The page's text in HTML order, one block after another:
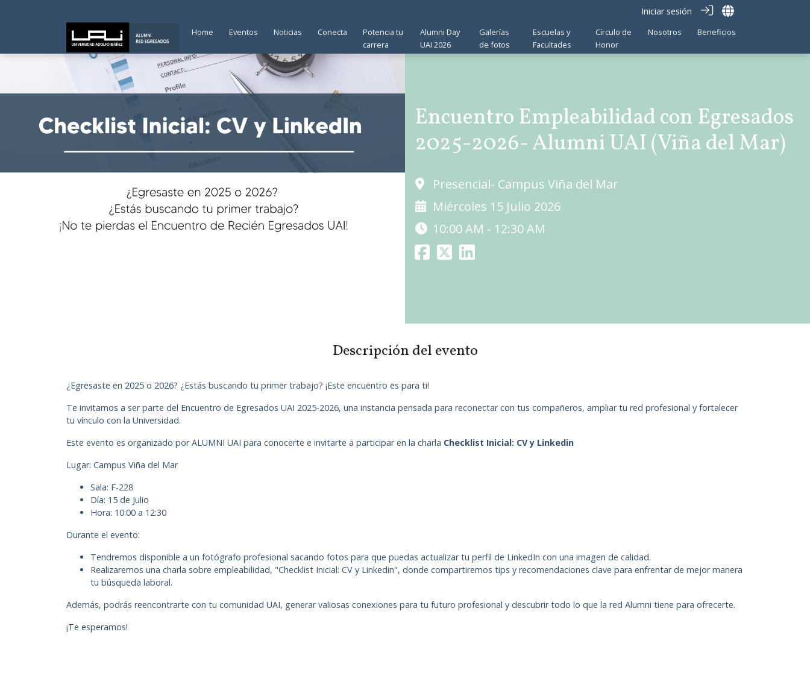
Iniciar sesión
Home Eventos Noticias Conecta
Potencia tu
carrera
Alumni Day
UAI 2026
Galerías
de fotos
Escuelas y
Facultades
Círculo de
Honor
Nosotros Beneficios
Encuentro Empleabilidad con Egresados
2025-2026- Alumni UAI (Viña del Mar)
Presencial- Campus Viña del Mar
Miércoles 15 Julio 2026
10:00 AM - 12:30 AM
Descripción del evento
¿Egresaste en 2025 o 2026? ¿Estás buscando tu primer trabajo? ¡Este encuentro es para ti!
Te invitamos a ser parte del Encuentro de Egresados UAI 2025-2026, una instancia pensada para reconectar con tus compañeros, ampliar tu red profesional y fortalecer
tu vínculo con la Universidad.
Este evento es organizado por ALUMNI UAI para conocerte e invitarte a participar en la charla Checklist Inicial: CV y Linkedin
Lugar: Campus Viña del Mar
Sala: F-228
Día: 15 de Julio
Hora: 10:00 a 12:30
Durante el evento:
Tendremos disponible a un fotógrafo profesional sacando fotos para que puedas actualizar tu perfil de LinkedIn con una imagen de calidad.
Realizaremos una charla sobre empleabilidad, "Checklist Inicial: CV y Linkedin", donde compartiremos tips y recomendaciones clave para enfrentar de mejor manera
tu búsqueda laboral.
Además, podrás reencontrarte con tu comunidad UAI, generar valiosas conexiones para tu futuro profesional y descubrir todo lo que la red Alumni tiene para ofrecerte.
¡Te esperamos!